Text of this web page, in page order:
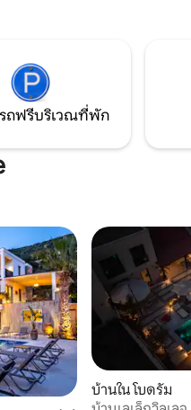
สงบพร้อม
ส่วนตัว
ถฟรีบริเวณที่พัก
บ้านใน โบดรัม